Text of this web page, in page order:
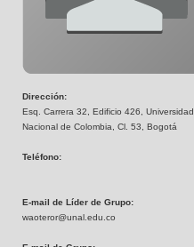
Dirección:
Esq. Carrera 32, Edificio 426, Universidad
Nacional de Colombia, Cl. 53, Bogotá
Teléfono:
E-mail de Líder de Grupo:
waoteror@unal.edu.co